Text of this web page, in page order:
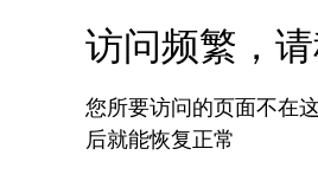
访问频繁，
您所要访问的页面不在
后就能恢复正常